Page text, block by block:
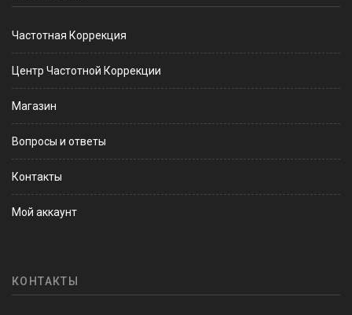
Частотная Коррекция
Центр Частотной Коррекции
Магазин
Вопросы и ответы
Контакты
Мой аккаунт
КОНТАКТЫ